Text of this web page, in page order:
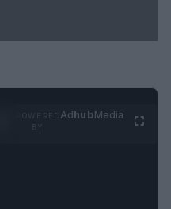
AdhubMedia